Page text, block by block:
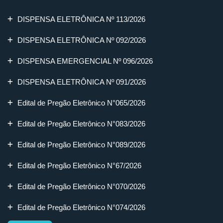
DISPENSA ELETRÔNICA Nº 113/2026
DISPENSA ELETRÔNICA Nº 092/2026
DISPENSA EMERGENCIAL Nº 096/2026
DISPENSA ELETRÔNICA Nº 091/2026
Edital de Pregão Eletrônico N°065/2026
Edital de Pregão Eletrônico N°083/2026
Edital de Pregão Eletrônico N°089/2026
Edital de Pregão Eletrônico N°67/2026
Edital de Pregão Eletrônico N°070/2026
Edital de Pregão Eletrônico N°074/2026